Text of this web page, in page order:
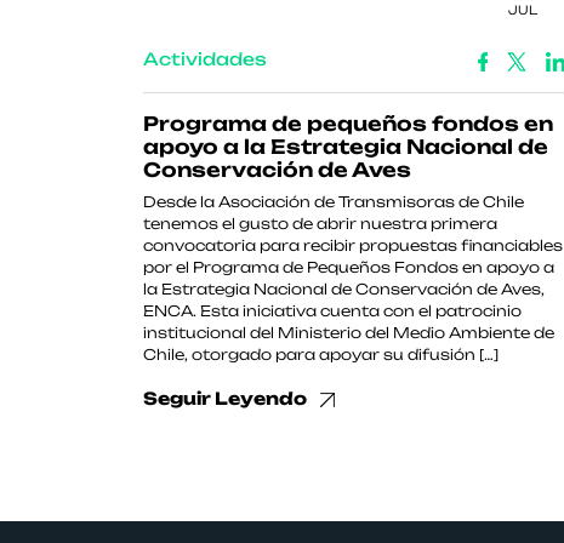
JUL
Actividades
Programa de pequeños fondos en
apoyo a la Estrategia Nacional de
Conservación de Aves
Desde la Asociación de Transmisoras de Chile
tenemos el gusto de abrir nuestra primera
convocatoria para recibir propuestas financiables
por el Programa de Pequeños Fondos en apoyo a
la Estrategia Nacional de Conservación de Aves,
ENCA. Esta iniciativa cuenta con el patrocinio
institucional del Ministerio del Medio Ambiente de
Chile, otorgado para apoyar su difusión […]
Seguir Leyendo